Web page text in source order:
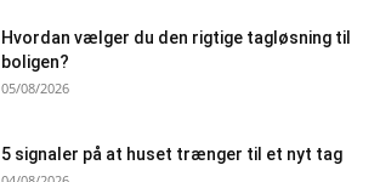
Hvordan vælger du den rigtige tagløsning til
boligen?
05/08/2026
5 signaler på at huset trænger til et nyt tag